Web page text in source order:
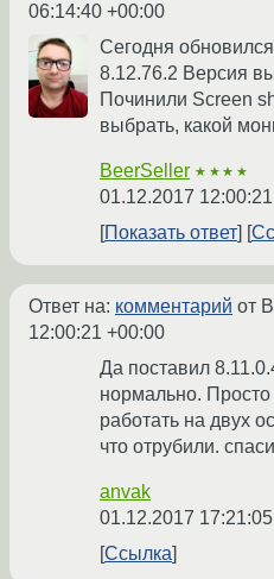
06:14:40 +00:00
Сегодня
8.12.76.2 Версия
Починили Screen
выбрать, какой
BeerSeller ★★★★
01.12.2017
Показать ответ
Ответ на: комментарий от
12:00:21 +00:00
Да поставил
нормально.
работать на двух
что отрубили.
anvak
01.12.2017
Ссылка